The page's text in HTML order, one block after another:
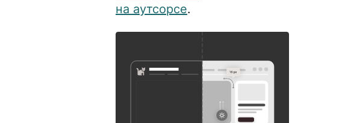
на аутсорсе.